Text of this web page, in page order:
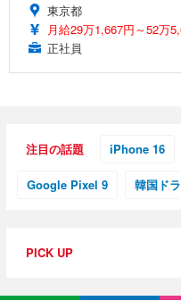
東京都
月給29万1,667円～52万
正社員
注目の話題 iPhone 16
Google Pixel 9 韓国ド
PICK UP